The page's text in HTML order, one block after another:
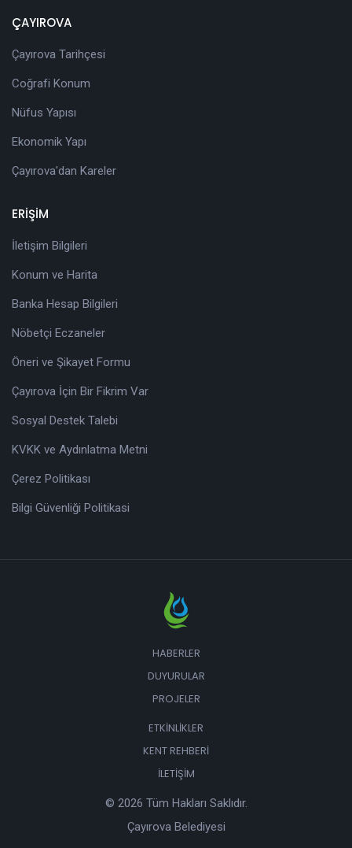
ÇAYIROVA
Çayırova Tarihçesi
Coğrafi Konum
Nüfus Yapısı
Ekonomik Yapı
Çayırova'dan Kareler
ERİŞİM
İletişim Bilgileri
Konum ve Harita
Banka Hesap Bilgileri
Nöbetçi Eczaneler
Öneri ve Şikayet Formu
Çayırova İçin Bir Fikrim Var
Sosyal Destek Talebi
KVKK ve Aydınlatma Metni
Çerez Politikası
Bilgi Güvenliği Politikasi
HABERLER
DUYURULAR
PROJELER
ETKINLIKLER
KENT REHBERI
İLETIŞIM
© 2026 Tüm Hakları Saklıdır.
Çayırova Belediyesi